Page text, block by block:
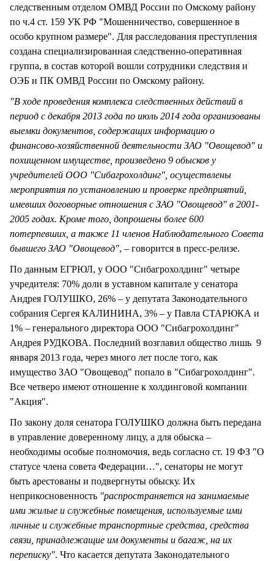
следственным отделом ОМВД России по Омскому району
по ч.4 ст. 159 УК РФ "Мошенничество, совершенное в
особо крупном размере". Для расследования преступления
создана специализированная следственно-оперативная
группа, в состав которой вошли сотрудники следствия и
ОЭБ и ПК ОМВД России по Омскому району.
"В ходе проведения комплекса следственных действий в
период с декабря 2013 года по июль 2014 года организованы
выемки документов, содержащих информацию о
финансово-хозяйственной деятельности ЗАО "Овощевод" и
похищенном имуществе, произведено 9 обысков у
учредителей ООО "Сибагрохолдинг", осуществлены
мероприятия по установлению и проверке предприятий,
имевших договорные отношения с ЗАО "Овощевод" в 2001-
2005 годах. Кроме того, допрошены более 600
потерпевших, а также 11 членов Наблюдательного Совета
бывшего ЗАО "Овощевод", – говорится в пресс-релизе.
По данным ЕГРЮЛ, у ООО "Сибагрохолдинг" четыре
учредителя: 70% доли в уставном капитале у сенатора
Андрея ГОЛУШКО, 26% – у депутата Законодательного
собрания Сергея КАЛИНИНА, 3% – у Павла СТАРЮКА и
1% – генерального директора ООО "Сибагрохолдинг"
Андрея РУДКОВА. Последний возглавил общество лишь 9
января 2013 года, через много лет после того, как
имущество ЗАО "Овощевод" попало в "Сибагрохолдинг".
Все четверо имеют отношение к холдинговой компании
"Акция".
По закону доля сенатора ГОЛУШКО должна быть передана
в управление доверенному лицу, а для обыска –
необходимы особые полномочия, ведь согласно ст. 19 ФЗ "О
статусе члена совета Федерации…", сенаторы не могут
быть арестованы и подвергнуты обыску. Их
неприкосновенность "распространяется на занимаемые
ими жилые и служебные помещения, используемые ими
личные и служебные транспортные средства, средства
связи, принадлежащие им документы и багаж, на их
переписку". Что касается депутата Законодательного